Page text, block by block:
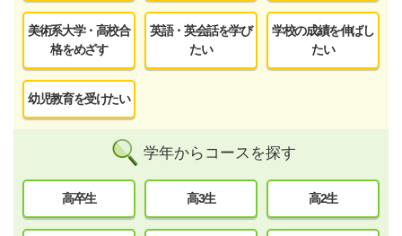
美術系大学・高校合
格をめざす
英語・英会話を学び
たい
学校の成績を伸ばし
たい
幼児教育を受けたい
学年からコースを探す
高卒生 高3生 高2生